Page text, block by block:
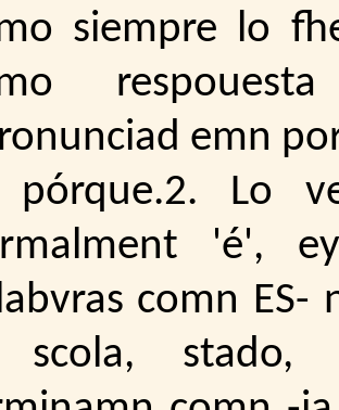
siempre lo
emn
pórque.2. Lo
'é',
comn
scola, stado,